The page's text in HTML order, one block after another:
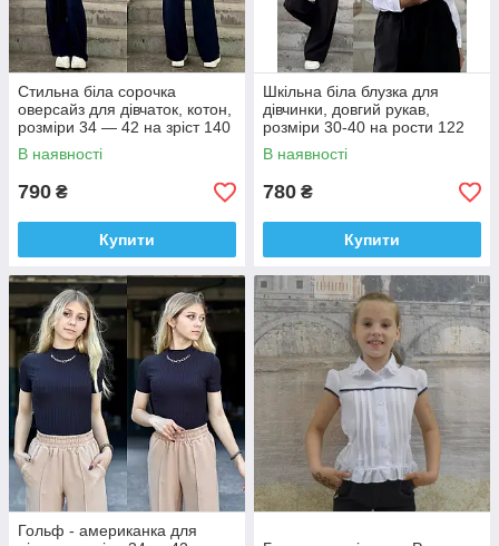
Стильна біла сорочка
оверсайз для дівчаток, котон,
розміри 34 — 42 на зріст 140
— 160 + Відеообзор!
В наявності
790 ₴
Купити
Шкільна біла блузка для
дівчинки, довгий рукав,
розміри 30-40 на рости 122
-155 см
В наявності
780 ₴
Купити
Гольф - американка для